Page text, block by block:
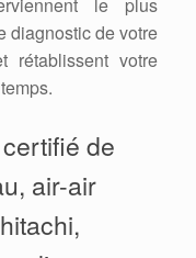
le plus
diagnostic de votre
rétablissent votre
de
air-air